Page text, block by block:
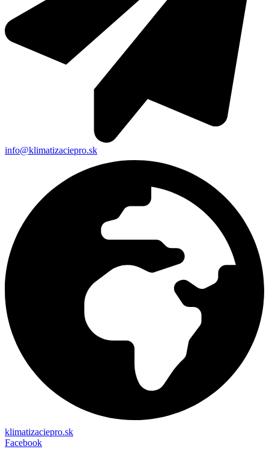
info@klimatizaciepro.sk
klimatizaciepro.sk
Facebook